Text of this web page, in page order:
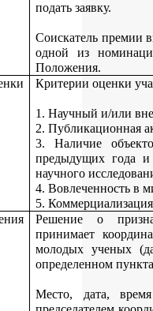
подать заявку.
Соискатель премии
одной из
Положения.
Критерии оценки
1. Научный и/или
2. Публикационная
3. Наличие
предыдущих года
научного
4. Вовлеченность в
5.
Решение о
принимает
молодых ученых
определенном
Место, дата, время